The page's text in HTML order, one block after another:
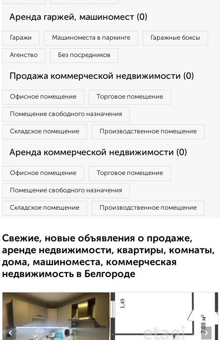
Аренда гаржей, машиномест (0)
Гаражи Машиноместа в паркинге Гаражные боксы
Агенство Без посредников
Продажа коммерческой недвижимости (0)
Офисное помещение Торговое помещение
Помещение свободного назначения
Складское помещение Производственное помещение
Аренда коммерческой недвижимости (0)
Офисное помещение Торговое помещение
Помещение свободного назначения
Складское помещение Производственное помещение
Свежие, новые объявления о продаже,
аренде недвижимости, квартиры, комнаты,
дома, машиноместа, коммерческая
недвижимость в Белгороде
‹ ›